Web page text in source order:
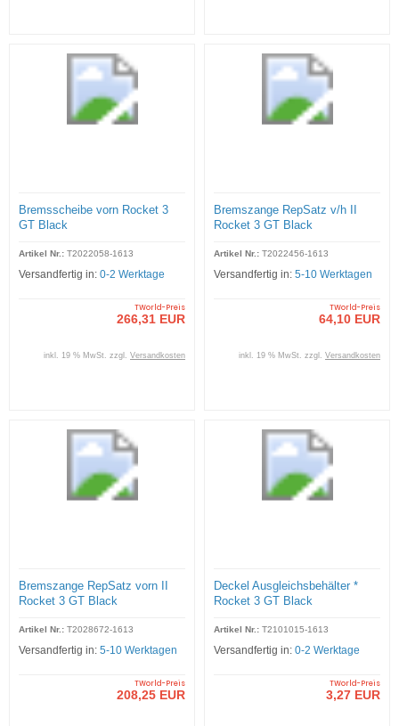
Bremsscheibe vorn Rocket 3
GT Black
Artikel Nr.: T2022058-1613
Versandfertig in: 0-2 Werktage
TWorld-Preis
266,31 EUR
inkl. 19 % MwSt. zzgl. Versandkosten
Bremszange RepSatz v/h II
Rocket 3 GT Black
Artikel Nr.: T2022456-1613
Versandfertig in: 5-10 Werktagen
TWorld-Preis
64,10 EUR
inkl. 19 % MwSt. zzgl. Versandkosten
Bremszange RepSatz vorn II
Rocket 3 GT Black
Artikel Nr.: T2028672-1613
Versandfertig in: 5-10 Werktagen
TWorld-Preis
208,25 EUR
Deckel Ausgleichsbehälter *
Rocket 3 GT Black
Artikel Nr.: T2101015-1613
Versandfertig in: 0-2 Werktage
TWorld-Preis
3,27 EUR